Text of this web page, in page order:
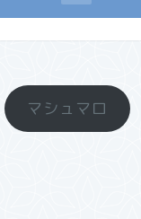
マシュマロ